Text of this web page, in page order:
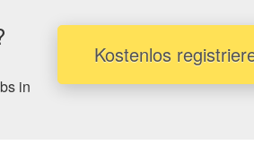
in
Kostenlos